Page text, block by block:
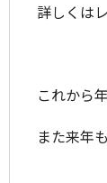
詳しくは
これから
また来年